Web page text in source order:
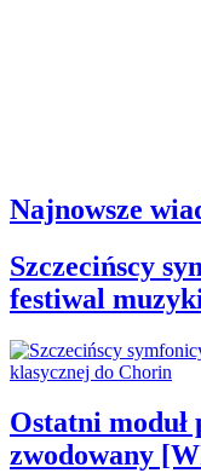
Najnowsze
Szczecińscy
festiwal
Ostatni moduł
zwodowany